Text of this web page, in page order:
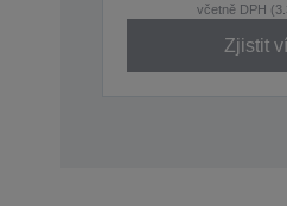
včetně DPH
Zjistit